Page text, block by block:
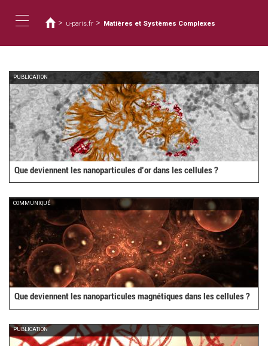
contenu
navigation
êtes
ici
> u-paris.fr > Matières et Systèmes Complexes
PUBLICATION
Que deviennent les nanoparticules d’or dans les cellules ?
COMMUNIQUÉ
Que deviennent les nanoparticules magnétiques dans les cellules ?
PUBLICATION